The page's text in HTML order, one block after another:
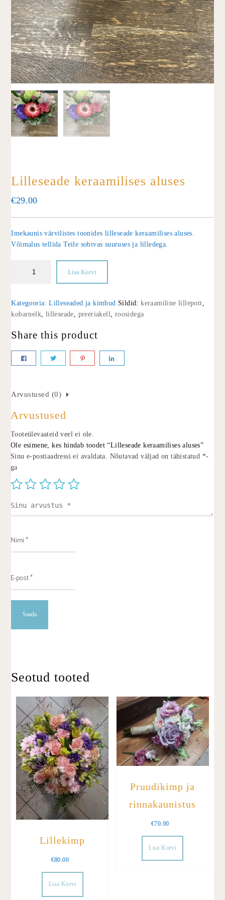
Lilleseade keraamilises aluses
€29.00
Imekaunis värvilistes toonides lilleseade keraamilises aluses.
Võimalus tellida Teile sobivas suuruses ja lilledega.
Lisa Korvi
Kategooria:Lilleseaded ja kimbud Sildid:keraamiline lillepott,
kobarnelk, lilleseade, preeriakell, roosidega
Share this product
Arvustused (0)
Arvustused
Tooteülevaateid veel ei ole.
Ole esimene, kes hindab toodet “Lilleseade keraamilises aluses”
Sinu e-postiaadressi ei avaldata. Nõutavad väljad on tähistatud *-
ga
Seotud tooted
Lillekimp
€80.00
Lisa Korvi
Pruudikimp ja
rinnakaunistus
€70.00
Lisa Korvi